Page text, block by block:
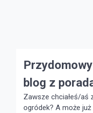
blog z
Zawsze chciałeś/aś
ogródek? A może